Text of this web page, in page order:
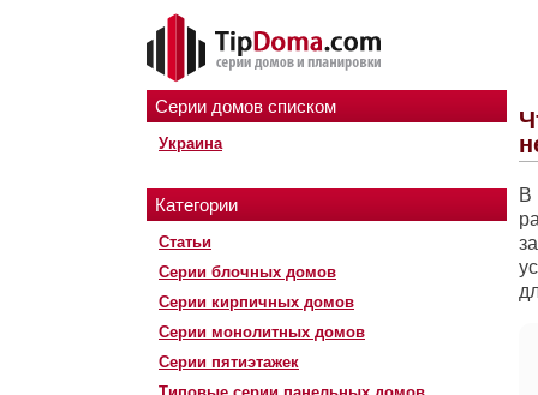
Серии домов списком
Украина
Категории
Статьи
Серии блочных домов
Серии кирпичных домов
Серии монолитных домов
Серии пятиэтажек
В